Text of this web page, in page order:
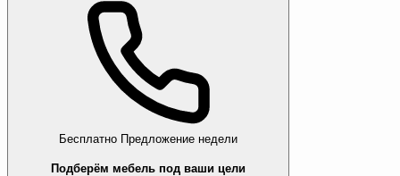
Бесплатно Предложение недели
Подберём мебель под ваши цели